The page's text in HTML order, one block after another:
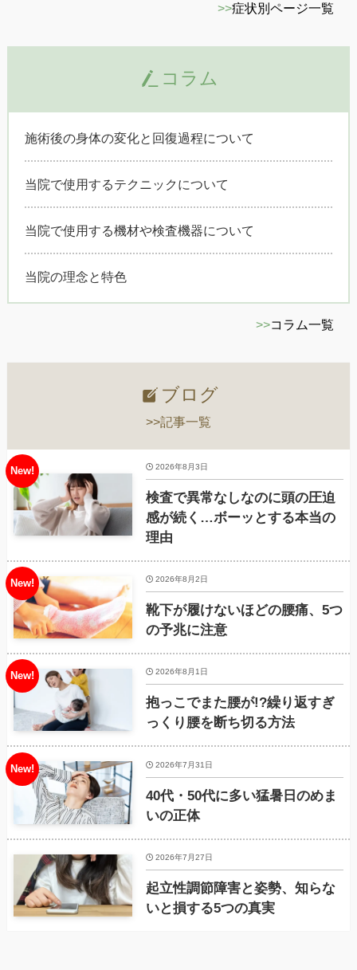
>>症状別ページ一覧
コラム
施術後の身体の変化と回復過程について
当院で使用するテクニックについて
当院で使用する機材や検査機器について
当院の理念と特色
>>コラム一覧
ブログ
>>記事一覧
検査で異常なしなのに頭の圧迫
感が続く…ボーッとする本当の
理由
2026年8月3日
靴下が履けないほどの腰痛、5つ
の予兆に注意
2026年8月2日
抱っこでまた腰が!?繰り返すぎ
っくり腰を断ち切る方法
2026年8月1日
40代・50代に多い猛暑日のめま
いの正体
2026年7月31日
起立性調節障害と姿勢、知らな
いと損する5つの真実
2026年7月27日